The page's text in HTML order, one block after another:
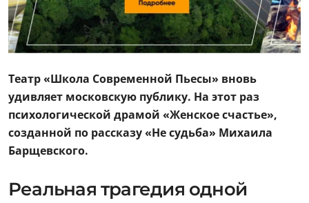
Театр «Школа Современной Пьесы» вновь
удивляет московскую публику. На этот раз
психологической драмой «Женское счастье»,
созданной по рассказу «Не судьба» Михаила
Барщевского.
Реальная трагедия одной